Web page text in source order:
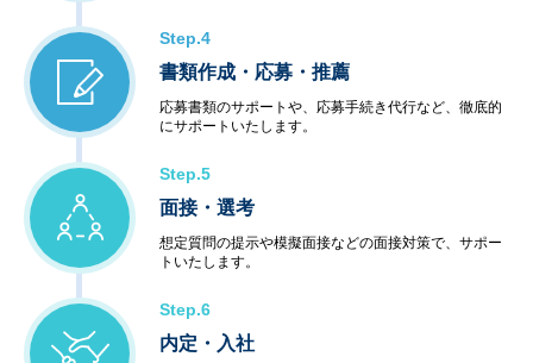
Step.4
書類作成・応募・推薦
応募書類のサポートや、応募手続き代行など、徹底的
にサポートいたします。
Step.5
面接・選考
想定質問の提示や模擬面接などの面接対策で、サポー
トいたします。
Step.6
内定・入社